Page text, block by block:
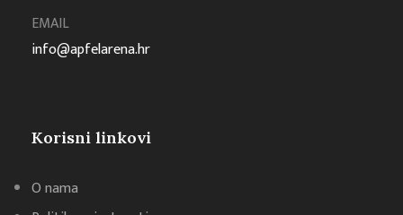
EMAIL
info@apfelarena.hr
Korisni linkovi
O nama